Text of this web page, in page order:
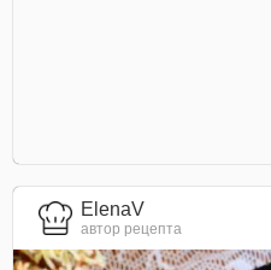
ElenaV
автор рецепта